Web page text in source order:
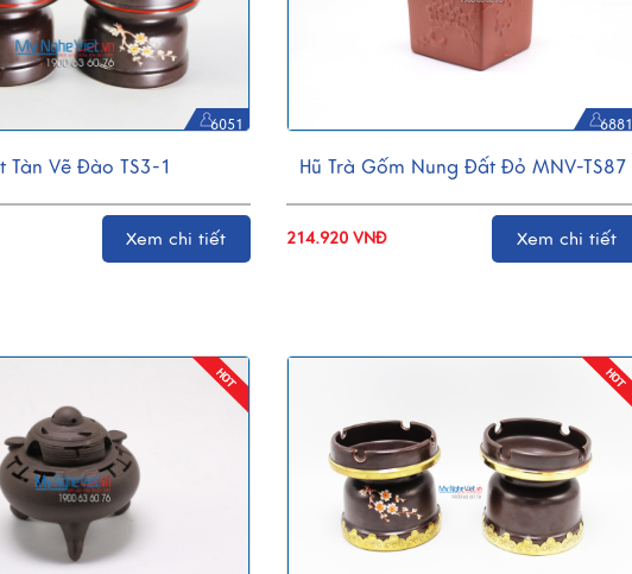
6051
Tàn Vẽ Đào TS3-1
Xem chi tiết
6881
Hũ Trà Gốm Nung Đất Đỏ MNV-TS87
214.920 VNĐ Xem chi tiết